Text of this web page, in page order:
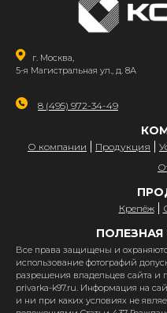
г. Москва,
5-я Магистральная ул., д. 8А
8 (495) 972-34-49
О компании Продукция
Крепёж
Все права защищены и
использование фотографий
разрешения владельцев сайта и
privarka-k97.ru. Информация на
и ни при каких условиях не